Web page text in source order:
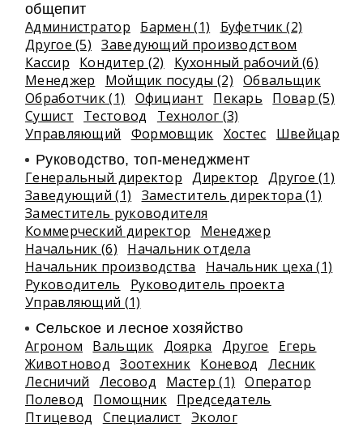
общепит
Администратор Бармен (1)
Буфетчик (2)
Другое (5)
Заведующий производством
Кассир
Кондитер (2)
Кухонный рабочий (6)
Менеджер
Мойщик посуды (2) Обвальщик
Обработчик (1)
Официант Пекарь
Повар (5)
Сушист
Тестовод
Технолог (3)
Управляющий
Формовщик Хостес Швейцар
Руководство, топ-менеджмент
Генеральный директор Директор
Другое (1)
Заведующий (1)
Заместитель директора (1)
Заместитель руководителя
Коммерческий директор
Менеджер
Начальник (6)
Начальник отдела
Начальник производства
Начальник цеха (1)
Руководитель
Руководитель проекта
Управляющий (1)
Сельское и лесное хозяйство
Агроном Вальщик Доярка Другое
Егерь
Животновод
Зоотехник Коневод
Лесник
Лесничий
Лесовод Мастер (1)
Оператор
Полевод
Помощник Председатель
Птицевод
Специалист Эколог